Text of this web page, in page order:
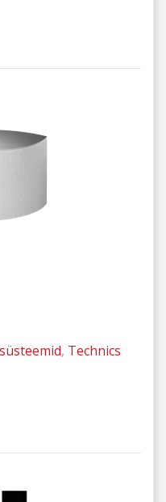
, Technics